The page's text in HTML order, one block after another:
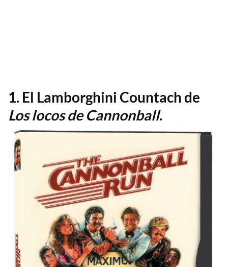
1. El Lamborghini Countach de
Los locos de Cannonball.